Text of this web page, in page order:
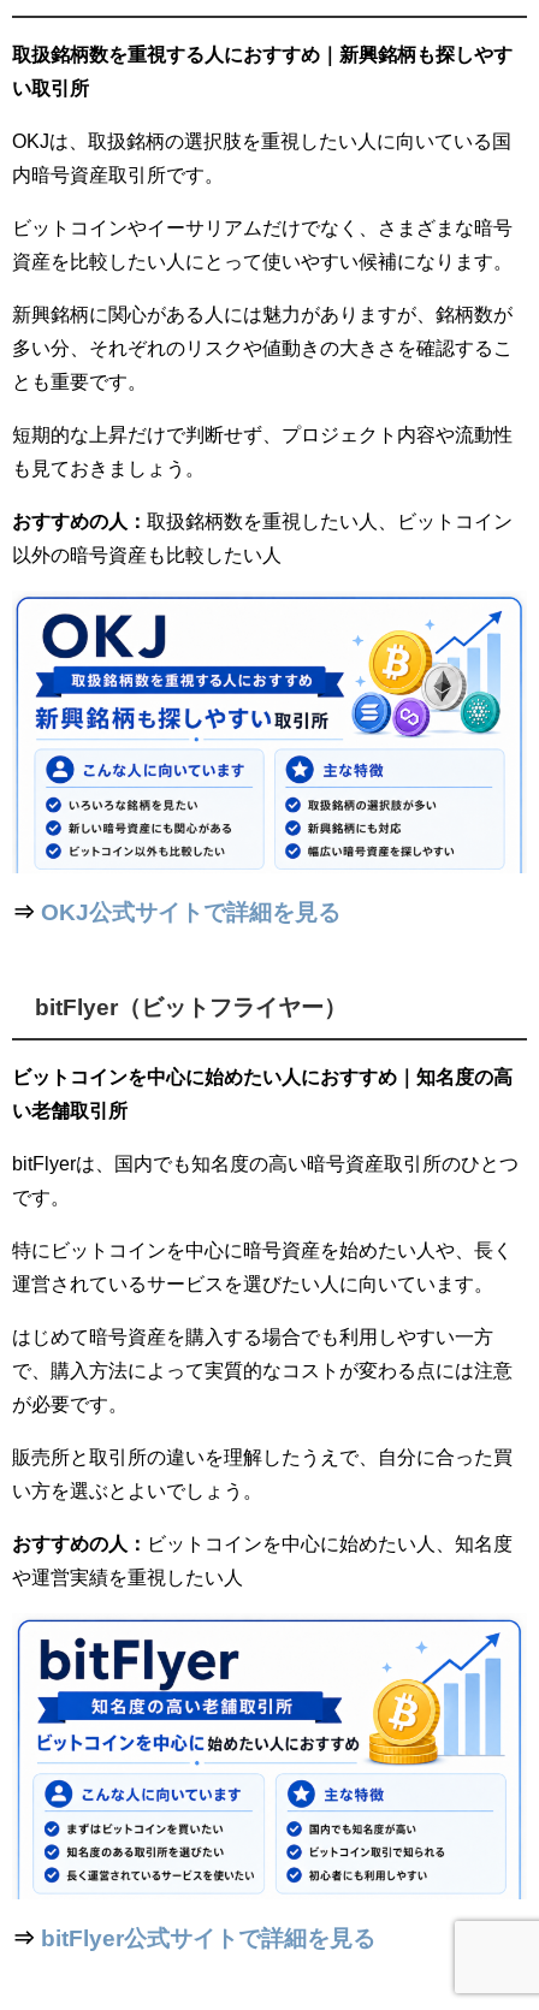
取扱銘柄数を重視する人におすすめ｜新興銘柄も探しやす
い取引所
OKJは、取扱銘柄の選択肢を重視したい人に向いている国
内暗号資産取引所です。
ビットコインやイーサリアムだけでなく、さまざまな暗号
資産を比較したい人にとって使いやすい候補になります。
新興銘柄に関心がある人には魅力がありますが、銘柄数が
多い分、それぞれのリスクや値動きの大きさを確認するこ
とも重要です。
短期的な上昇だけで判断せず、プロジェクト内容や流動性
も見ておきましょう。
おすすめの人： 取扱銘柄数を重視したい人、ビットコイン
以外の暗号資産も比較したい人
⇒ OKJ公式サイトで詳細を見る
bitFlyer（ビットフライヤー）
ビットコインを中心に始めたい人におすすめ｜知名度の高
い老舗取引所
bitFlyerは、国内でも知名度の高い暗号資産取引所のひとつ
です。
特にビットコインを中心に暗号資産を始めたい人や、長く
運営されているサービスを選びたい人に向いています。
はじめて暗号資産を購入する場合でも利用しやすい一方
で、購入方法によって実質的なコストが変わる点には注意
が必要です。
販売所と取引所の違いを理解したうえで、自分に合った買
い方を選ぶとよいでしょう。
おすすめの人： ビットコインを中心に始めたい人、知名度
や運営実績を重視したい人
⇒ bitFlyer公式サイトで詳細を見る